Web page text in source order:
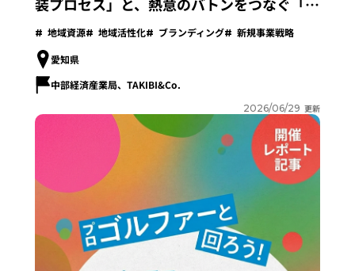
なる問い」との対話
地域資源 地域活性化 ブランディング 新規事業戦略
愛知県
中部経済産業局、TAKIBI&Co.
2026/06/29 更新